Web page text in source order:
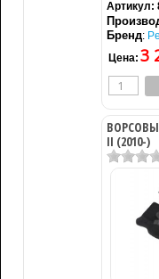
Артикул:
Бренд:
Цена: 3
II (2010-)